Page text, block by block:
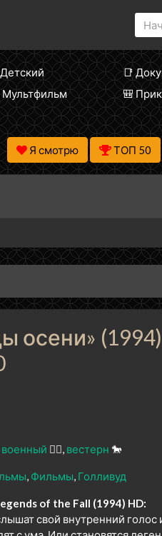
📑
Мультфильм 🎒
Я смотрю ТОП 50
осени»
военный 👨‍✈️ вестерн 🐎
Фильмы Голливуд
of the Fall (1994) HD:
свой внутренний голос